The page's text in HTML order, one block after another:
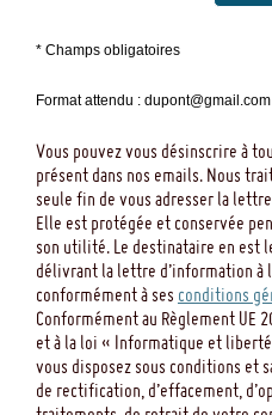
* Champs obligatoires
Format attendu : dupont@gmail.com
Vous pouvez vous désinscrire à
présent dans nos emails. Nous
seule fin de vous adresser la
Elle est protégée et conservée
son utilité. Le destinataire en est
délivrant la lettre d’information à
conformément à ses conditions
Conformément au Règlement UE
et à la loi « Informatique et
vous disposez sous conditions et
de rectification, d’effacement,